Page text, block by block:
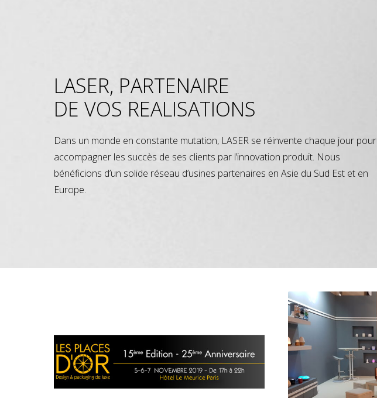
LASER, PARTENAIRE
DE VOS REALISATIONS
Dans un monde en constante mutation, LASER se réinvente chaque jour pour
accompagner les succès de ses clients par l’innovation produit. Nous
bénéficions d’un solide réseau d’usines partenaires en Asie du Sud Est et en
Europe.